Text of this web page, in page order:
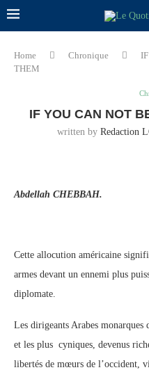
Home Chronique
THEM
IF YOU CAN NOT
written by Redaction
Abdellah CHEBBAH.
Cette allocution américaine
armes devant un ennemi plus
diplomate.
Les dirigeants Arabes
et les plus cyniques, devenus
libertés de mœurs de l’occident,